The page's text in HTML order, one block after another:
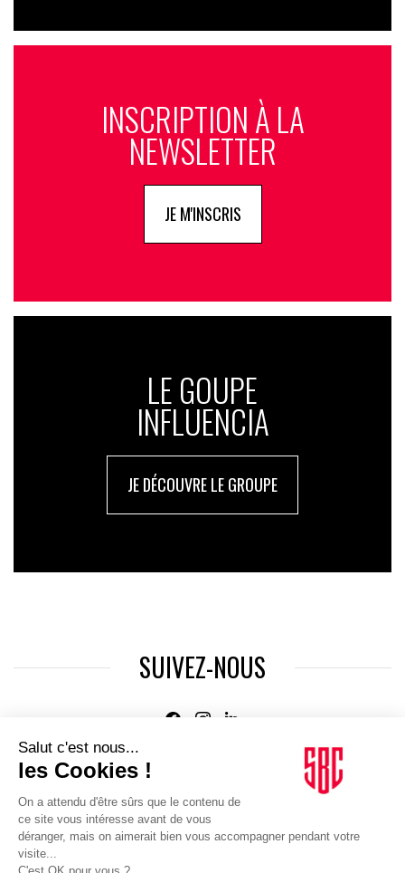
INSCRIPTION À LA
NEWSLETTER
JE M'INSCRIS
LE GOUPE
INFLUENCIA
JE DÉCOUVRE LE GROUPE
SUIVEZ-NOUS